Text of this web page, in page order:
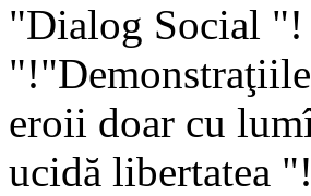
"Dialog Social
eroii doar cu
ucidă libertatea